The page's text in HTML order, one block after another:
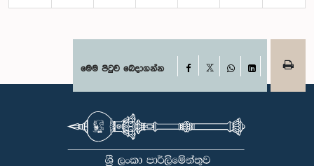
මෙම පිටුව බෙදාගන්න Facebook